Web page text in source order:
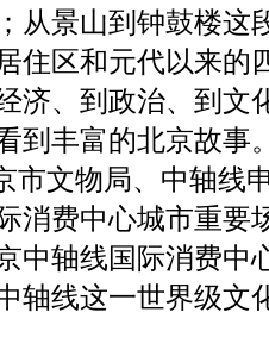
从景山到钟鼓楼这
住区和元代以来的
济、到政治、到文
到丰富的北京故事
市文物局、中轴线
消费中心城市重要
中轴线国际消费中
轴线这一世界级文